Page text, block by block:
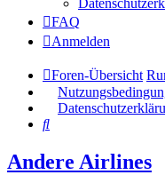
FAQ
Anmelden
Foren-Übersicht
Suche
Andere Airlines